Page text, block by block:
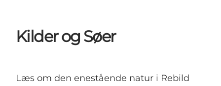
DET SKER
KORT OG FOLDERE
Kilder og Søer
Læs om den enestående natur i Rebild